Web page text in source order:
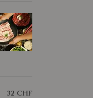
32 CHF